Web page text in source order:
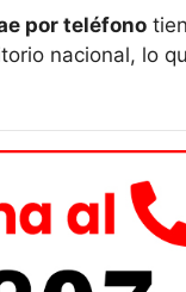
por teléfono
nacional, lo